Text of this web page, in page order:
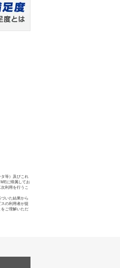
等）及びこれ
に帰属してお
利用を行うこ
いた結果から
の利用者が提
ご理解いただ